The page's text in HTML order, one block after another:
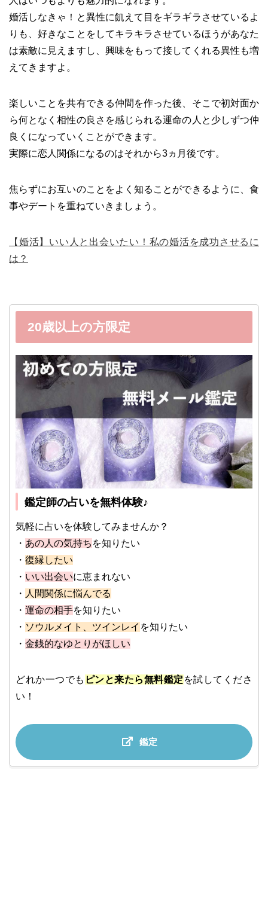
婚活しなきゃ！と異性に飢えて目をギラギラさせているよ
りも、好きなことをしてキラキラさせているほうがあなた
は素敵に見えますし、興味をもって接してくれる異性も増
えてきますよ。
楽しいことを共有できる仲間を作った後、そこで初対面か
ら何となく相性の良さを感じられる運命の人と少しずつ仲
良くになっていくことができます。
実際に恋人関係になるのはそれから3ヵ月後です。
焦らずにお互いのことをよく知ることができるように、食
事やデートを重ねていきましょう。
【婚活】いい人と出会いたい！私の婚活を成功させるに
は？
20歳以上の方限定
鑑定師の占いを無料体験♪
気軽に占いを体験してみませんか？
・ あの人の気持ち を知りたい
・ 復縁したい
・ いい出会いに恵まれない
・ 人間関係に悩んでる
・ 運命の相手を知りたい
・ ソウルメイト、ツインレイ を知りたい
・ 金銭的なゆとりがほしい
どれか一つでも ピンと来たら無料鑑定 を試してくださ
い！
鑑定